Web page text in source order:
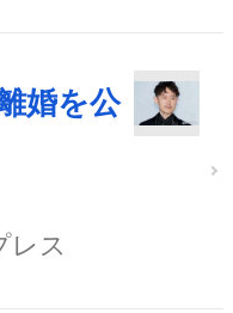
婚を公
レス